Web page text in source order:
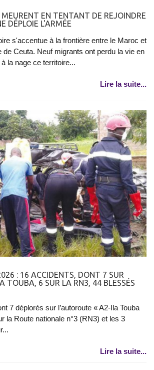
EN TENTANT DE REJOINDRE
DÉPLOIE L'ARMÉE
s'accentue à la frontière entre le Maroc et
de Ceuta. Neuf migrants ont perdu la vie en
la nage ce territoire...
Lire la suite...
: 16 ACCIDENTS, DONT 7 SUR
TOUBA, 6 SUR LA RN3, 44 BLESSÉS
7 déplorés sur l’autoroute « A2-Ila Touba
la Route nationale n°3 (RN3) et les 3
Lire la suite...